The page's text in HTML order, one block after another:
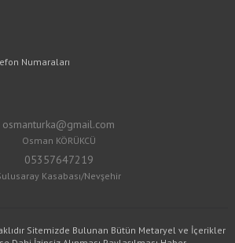
Numaraları
osmanturka@gmail.com
Osman KÖRÜKCÜ
05357647219
Kasabası/Nevşehir
Sitemizde Bulunan Bütün Metaryel ve İçerikler